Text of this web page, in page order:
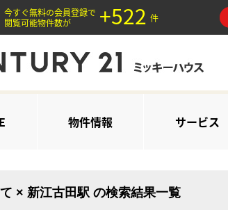
今すぐ無料の会員登録で
閲覧可能物件数が
+522 件
物件情報 サービス
× 新江古田駅 の検索結果一覧